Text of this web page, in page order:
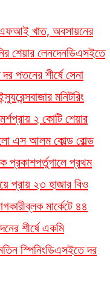
খাত, অবসায়নের
শেয়ার লেনদেনডিএসইতে
পতনের শীর্ষে সেনা
বাজার মনিটরিং
প্রায় ২ কোটি শেয়ার
এস আলম কোল্ড রোল্ড
প্রকাশপর্তুগালে প্রথম
প্রায় ২৩ হাজার বিও
ব্লক মার্কেটে ৪৪
শীর্ষে একমি
স্পিনিংডিএসইতে দর